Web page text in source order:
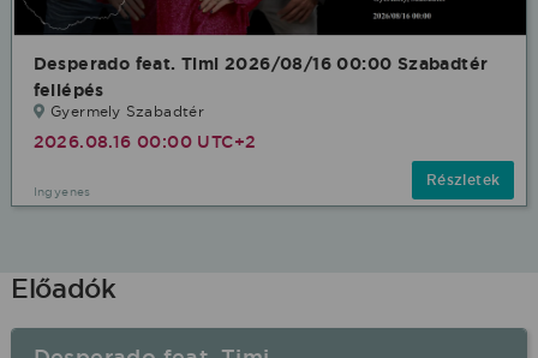
Desperado feat. Timi 2026/08/16 00:00 Szabadtér
fellépés
Gyermely Szabadtér
2026.08.16 00:00 UTC+2
Ingyenes
Részletek
Előadók